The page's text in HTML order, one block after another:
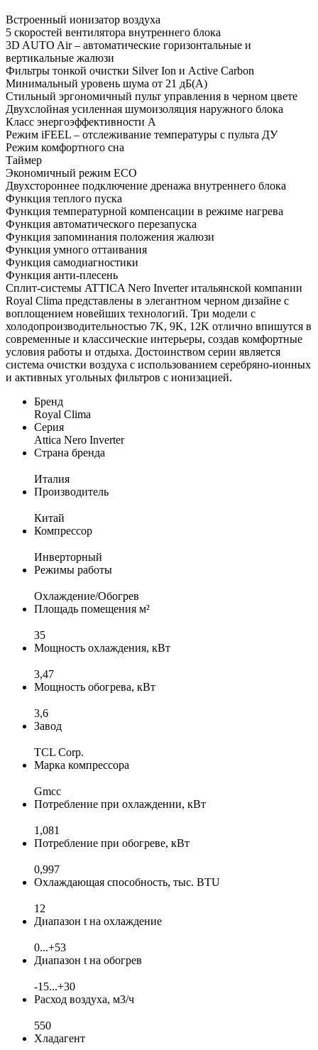
Встроенный ионизатор воздуха
5 скоростей вентилятора внутреннего блока
3D AUTO Air – автоматические горизонтальные и
вертикальные жалюзи
Фильтры тонкой очистки Silver Ion и Active Carbon
Минимальный уровень шума от 21 дБ(А)
Стильный эргономичный пульт управления в черном цвете
Двухслойная усиленная шумоизоляция наружного блока
Класс энергоэффективности А
Режим iFEEL – отслеживание температуры с пульта ДУ
Режим комфортного сна
Таймер
Экономичный режим ECO
Двухстороннее подключение дренажа внутреннего блока
Функция теплого пуска
Функция температурной компенсации в режиме нагрева
Функция автоматического перезапуска
Функция запоминания положения жалюзи
Функция умного оттаивания
Функция самодиагностики
Функция анти-плесень
Сплит-системы ATTICA Nero Inverter итальянской компании
Royal Clima представлены в элегантном черном дизайне с
воплощением новейших технологий. Три модели с
холодопроизводительностью 7K, 9K, 12K отлично впишутся в
современные и классические интерьеры, создав комфортные
условия работы и отдыха. Достоинством серии является
система очистки воздуха с использованием серебряно-ионных
и активных угольных фильтров с ионизацией.
Бренд
Royal Clima
Серия
Attica Nero Inverter
Страна бренда
Италия
Производитель
Китай
Компрессор
Инверторный
Режимы работы
Охлаждение/Обогрев
Площадь помещения м²
35
Мощность охлаждения, кВт
3,47
Мощность обогрева, кВт
3,6
Завод
TCL Corp.
Марка компрессора
Gmcc
Потребление при охлаждении, кВт
1,081
Потребление при обогреве, кВт
0,997
Охлаждающая способность, тыс. BTU
12
Диапазон t на охлаждение
0...+53
Диапазон t на обогрев
-15...+30
Расход воздуха, м3/ч
550
Хладагент